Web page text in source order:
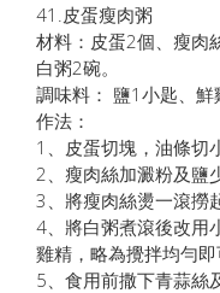
41.皮蛋瘦肉粥
材料：皮蛋2個、瘦肉
白粥2碗。
調味料： 鹽1小匙、鮮
作法：
1、皮蛋切塊，油條切
2、瘦肉絲加澱粉及鹽
3、將瘦肉絲燙一滾撈
4、將白粥煮滾後改用
雞精，略為攪拌均勻即
5、食用前撒下青蒜絲